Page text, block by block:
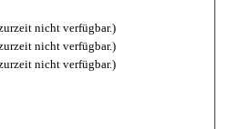
nicht verfügbar.)
nicht verfügbar.)
nicht verfügbar.)